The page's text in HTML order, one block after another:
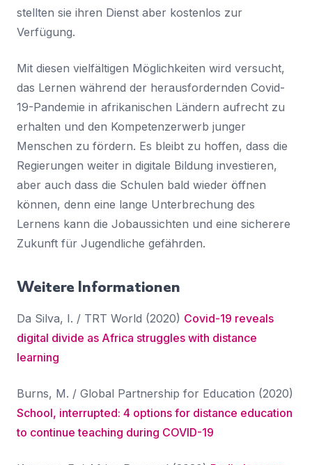
stellten sie ihren Dienst aber kostenlos zur
Verfügung.
Mit diesen vielfältigen Möglichkeiten wird versucht,
das Lernen während der herausfordernden Covid-
19-Pandemie in afrikanischen Ländern aufrecht zu
erhalten und den Kompetenzerwerb junger
Menschen zu fördern. Es bleibt zu hoffen, dass die
Regierungen weiter in digitale Bildung investieren,
aber auch dass die Schulen bald wieder öffnen
können, denn eine lange Unterbrechung des
Lernens kann die Jobaussichten und eine sicherere
Zukunft für Jugendliche gefährden.
Weitere Informationen
Da Silva, I. / TRT World (2020) Covid-19 reveals
digital divide as Africa struggles with distance
learning
Burns, M. / Global Partnership for Education (2020)
School, interrupted: 4 options for distance education
to continue teaching during COVID-19